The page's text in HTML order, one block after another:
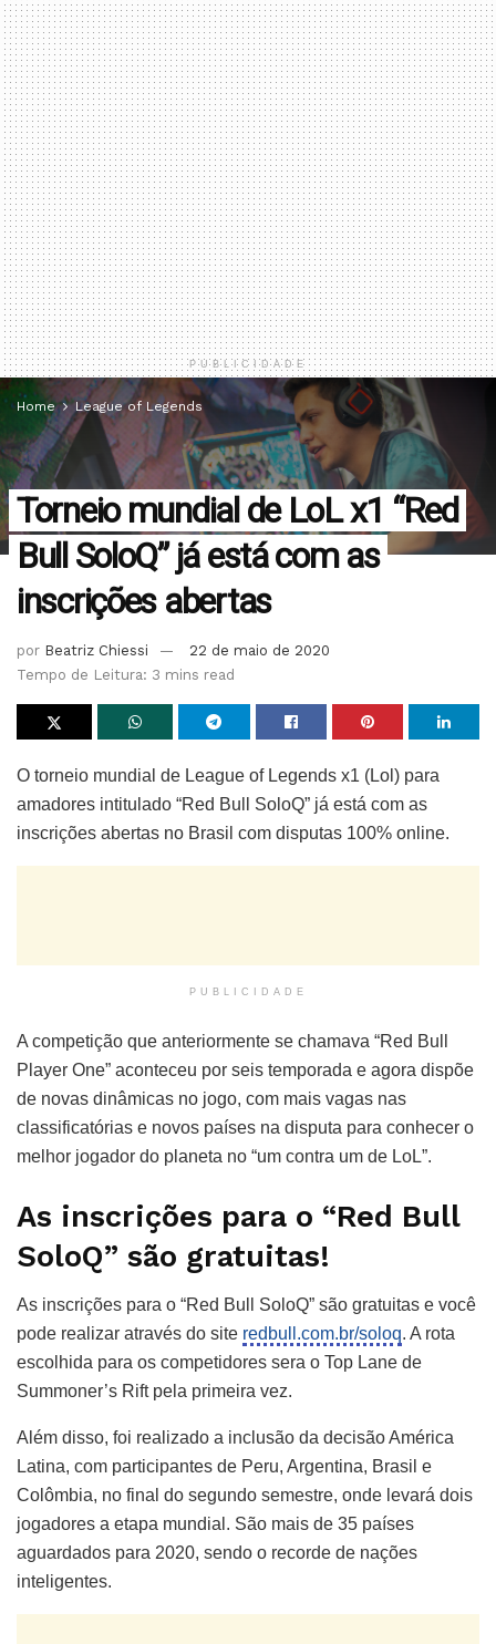
PUBLICIDADE
Home League of Legends
Torneio mundial de LoL x1 “Red
Bull SoloQ” já está com as
inscrições abertas
por Beatriz Chiessi
22 de maio de 2020
Tempo de Leitura: 3 mins read
O torneio mundial de League of Legends x1 (Lol) para
amadores intitulado “Red Bull SoloQ” já está com as
inscrições abertas no Brasil com disputas 100% online.
PUBLICIDADE
A competição que anteriormente se chamava “Red Bull
Player One” aconteceu por seis temporada e agora dispõe
de novas dinâmicas no jogo, com mais vagas nas
classificatórias e novos países na disputa para conhecer o
melhor jogador do planeta no “um contra um de LoL”.
As inscrições para o “Red Bull
SoloQ” são gratuitas!
As inscrições para o “Red Bull SoloQ” são gratuitas e você
pode realizar através do site redbull.com.br/soloq. A rota
escolhida para os competidores sera o Top Lane de
Summoner’s Rift pela primeira vez.
Além disso, foi realizado a inclusão da decisão América
Latina, com participantes de Peru, Argentina, Brasil e
Colômbia, no final do segundo semestre, onde levará dois
jogadores a etapa mundial. São mais de 35 países
aguardados para 2020, sendo o recorde de nações
inteligentes.